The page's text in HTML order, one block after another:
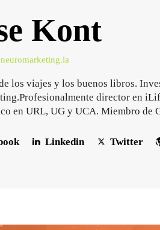
Kont
los viajes y los buenos libros.
director en
en URL, UG y UCA. Miembro de
Linkedin Twitter